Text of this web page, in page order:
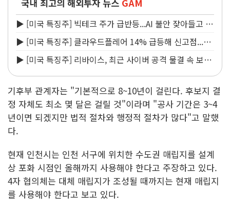
국내 최고의 해외투자 뉴스 GAM
▶ [미국 특징주] 빅테크 주가 급반등...AI 불안 잦아들고 낙
▶ [미국 특징주] 클라우드플레어 14% 급등해 신고점...AI
▶ [미국 특징주] 리바이스, 최근 사이버 공격 물결 속 보안
기후부 관계자는 "기본적으로 8~10년이 걸린다. 후보지 결
정 자체도 최소 몇 달은 걸릴 것"이라며 "공사 기간은 3~4
년이면 되겠지만 법적 절차와 행정적 절차가 많다"고 말했
다.
현재 인천시는 인천 서구에 위치한 수도권 매립지를 설계
상 포화 시점인 올해까지 사용해야 한다고 주장하고 있다.
4자 협의체는 대체 매립지가 조성될 때까지는 현재 매립지
를 사용해야 한다고 보고 있다.